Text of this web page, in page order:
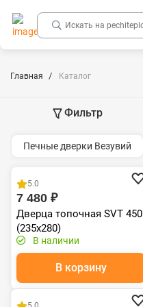
Главная Каталог
Фильтр
Печные дверки Везувий
5.0
7 480 ₽
Дверца топочная SVT 450
(235х280)
В наличии
В корзину
Хит продаж